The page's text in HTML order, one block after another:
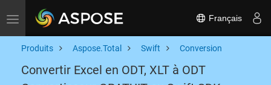
Toggle navigation Français
Produits Aspose.Total Swift Conversion
Convertir Excel en ODT, XLT à ODT